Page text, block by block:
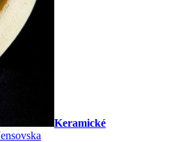
Keramické